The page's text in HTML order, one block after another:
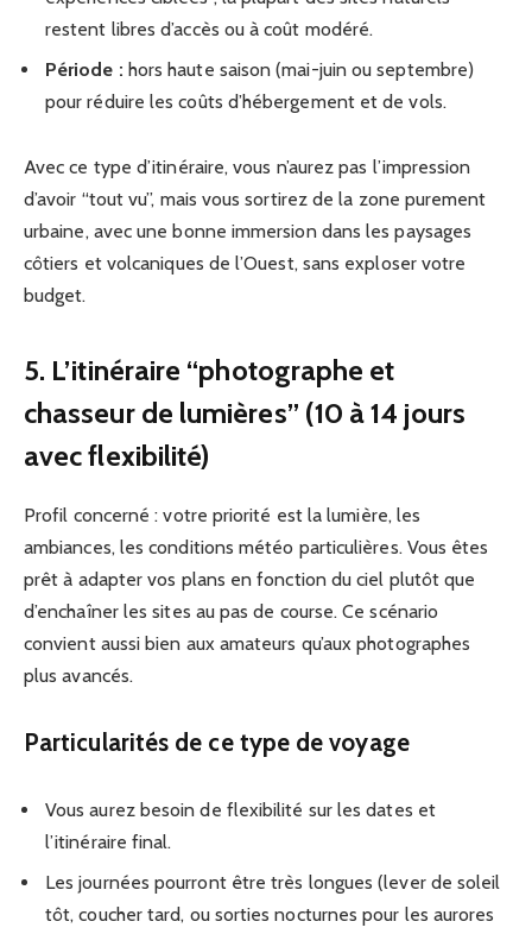
restent libres d’accès ou à coût modéré.
Période : hors haute saison (mai-juin ou septembre)
pour réduire les coûts d’hébergement et de vols.
Avec ce type d’itinéraire, vous n’aurez pas l’impression
d’avoir “tout vu”, mais vous sortirez de la zone purement
urbaine, avec une bonne immersion dans les paysages
côtiers et volcaniques de l’Ouest, sans exploser votre
budget.
5. L’itinéraire “photographe et
chasseur de lumières” (10 à 14 jours
avec flexibilité)
Profil concerné : votre priorité est la lumière, les
ambiances, les conditions météo particulières. Vous êtes
prêt à adapter vos plans en fonction du ciel plutôt que
d’enchaîner les sites au pas de course. Ce scénario
convient aussi bien aux amateurs qu’aux photographes
plus avancés.
Particularités de ce type de voyage
Vous aurez besoin de flexibilité sur les dates et
l’itinéraire final.
Les journées pourront être très longues (lever de soleil
tôt, coucher tard, ou sorties nocturnes pour les aurores